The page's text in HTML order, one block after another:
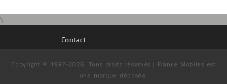
\
Contact
Copyright © 1997-2026. Tous droits réservés | France Mobiles est
une marque déposée.